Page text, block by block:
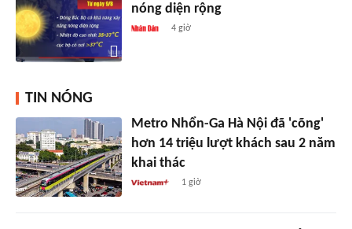
nóng diện rộng
4 giờ
TIN NÓNG
Metro Nhổn-Ga Hà Nội đã 'cõng'
hơn 14 triệu lượt khách sau 2 năm
khai thác
1 giờ